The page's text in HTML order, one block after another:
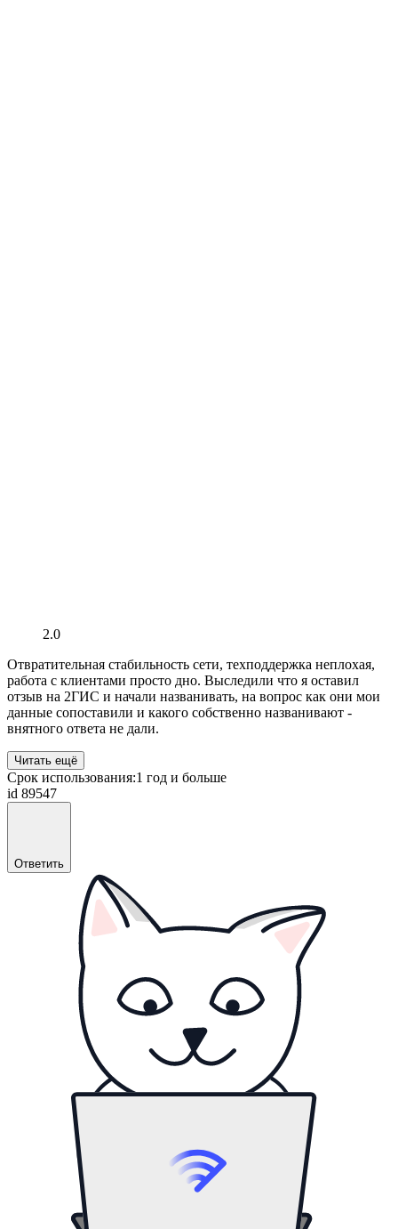
2.0
Отвратительная стабильность сети, техподдержка неплохая,
работа с клиентами просто дно. Выследили что я оставил
отзыв на 2ГИС и начали названивать, на вопрос как они мои
данные сопоставили и какого собственно названивают -
внятного ответа не дали.
Читать ещё
Срок использования:1 год и больше
id 89547
Ответить